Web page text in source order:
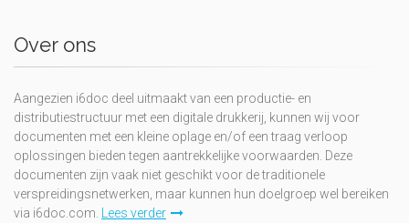
Over ons
Aangezien i6doc deel uitmaakt van een productie- en
distributiestructuur met een digitale drukkerij, kunnen wij voor
documenten met een kleine oplage en/of een traag verloop
oplossingen bieden tegen aantrekkelijke voorwaarden. Deze
documenten zijn vaak niet geschikt voor de traditionele
verspreidingsnetwerken, maar kunnen hun doelgroep wel bereiken
via i6doc.com. Lees verder